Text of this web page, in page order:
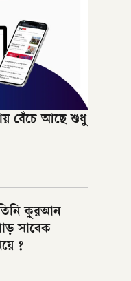
বেঁচে আছে শুধু
তিনি কুরআন
সাবেক
?